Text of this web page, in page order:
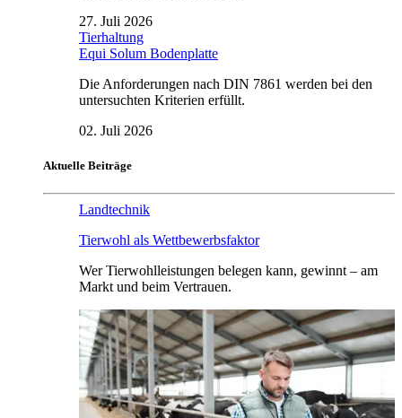
27. Juli 2026
Tierhaltung
Equi Solum Bodenplatte
Die Anforderungen nach DIN 7861 werden bei den
untersuchten Kriterien erfüllt.
02. Juli 2026
Aktuelle Beiträge
Landtechnik
Tierwohl als Wettbewerbsfaktor
Wer Tierwohlleistungen belegen kann, gewinnt – am
Markt und beim Vertrauen.